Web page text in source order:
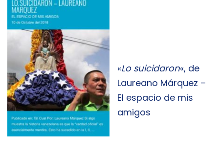
«Lo suicidaron«, de
Laureano Márquez –
El espacio de mis
amigos